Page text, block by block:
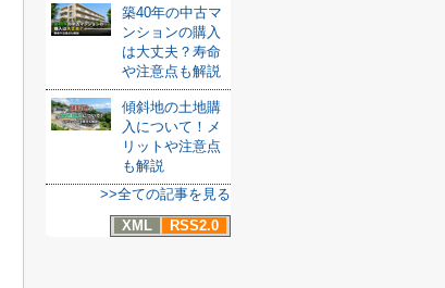
築40年の中古マ
ンションの購入
は大丈夫？寿命
や注意点も解説
傾斜地の土地購
入について！メ
リットや注意点
も解説
>>全ての記事を見る
XML
RSS2.0